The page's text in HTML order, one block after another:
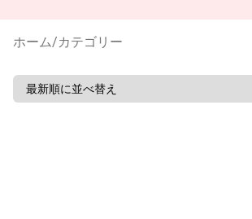
ホーム/カテゴリー